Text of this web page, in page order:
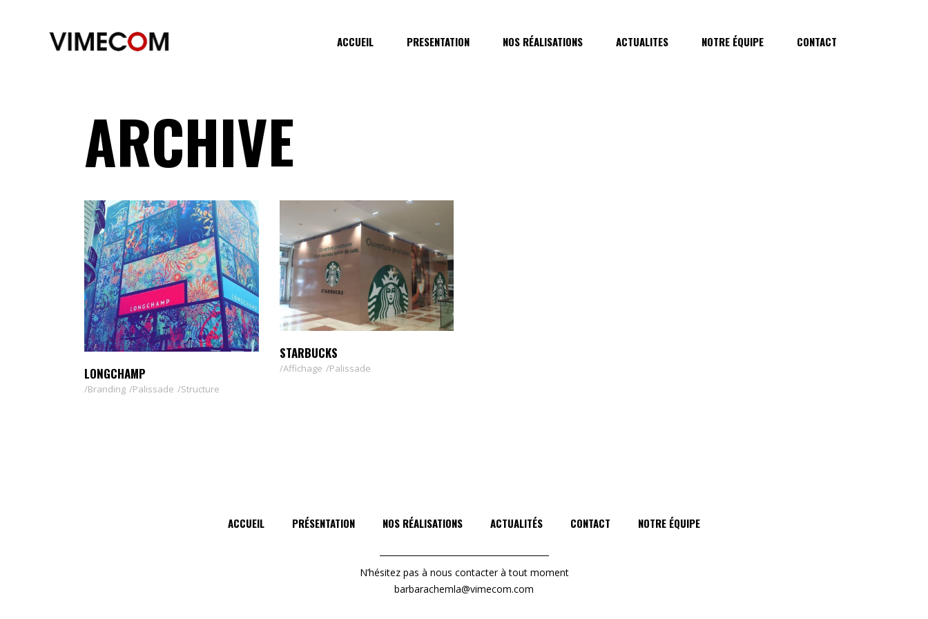
ACCUEIL PRESENTATION NOS RÉALISATIONS ACTUALITES NOTRE ÉQUIPE CONTACT
ARCHIVE
LONGCHAMP
Branding Palissade Structure
STARBUCKS
Affichage Palissade
ACCUEIL PRÉSENTATION NOS RÉALISATIONS ACTUALITÉS CONTACT NOTRE ÉQUIPE
N’hésitez pas à nous contacter à tout moment
barbarachemla@vimecom.com